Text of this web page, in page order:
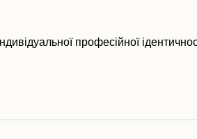
професійної